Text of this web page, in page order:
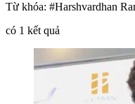
Từ khóa: #Harshvardhan
có 1 kết quả